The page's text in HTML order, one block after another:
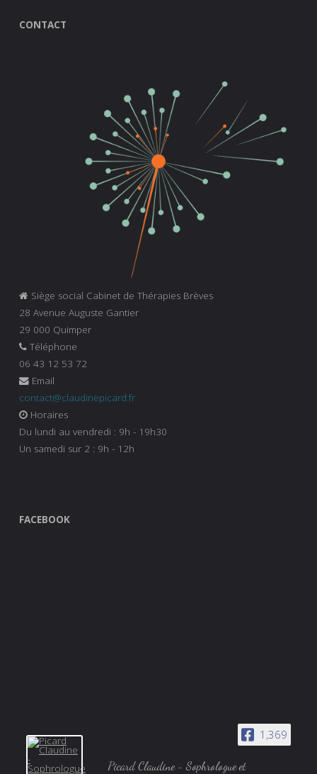
CONTACT
Siège social Cabinet de Thérapies Brèves
28 Avenue Auguste Gantier
29 000 Quimper
Téléphone
06 43 12 53 72
Email
contact@claudinepicard.fr
Horaires
Du lundi au vendredi : 9h - 19h30
Un samedi sur 2 : 9h - 12h
FACEBOOK
1,369
Picard Claudine - Sophrologue et